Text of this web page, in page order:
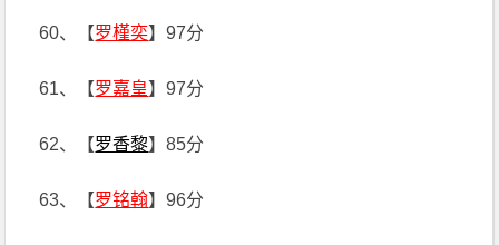
60、【罗槿奕】97分
61、【罗嘉皇】97分
62、【罗香黎】85分
63、【罗铭翰】96分